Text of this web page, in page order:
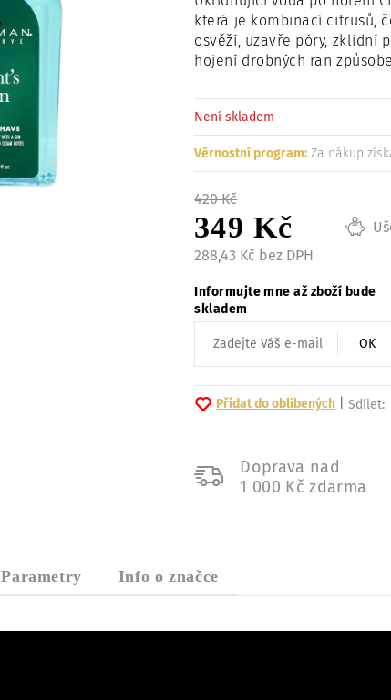
která je kombinací citrusů,
osvěží, uzavře póry, zklidní
hojení drobných ran
Není skladem
Věrnostní program: Za nákup
420 Kč
349 Kč
288,43 Kč bez DPH
Informujte mne až zboží bude
skladem
OK
Přidat do oblíbených |Sdílet:
Doprava nad
1 000 Kč zdarma
Parametry Info o značce